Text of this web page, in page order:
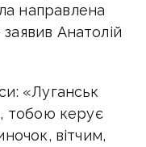
направлена
Анатолій
«Луганськ
тобою керує
вітчим,